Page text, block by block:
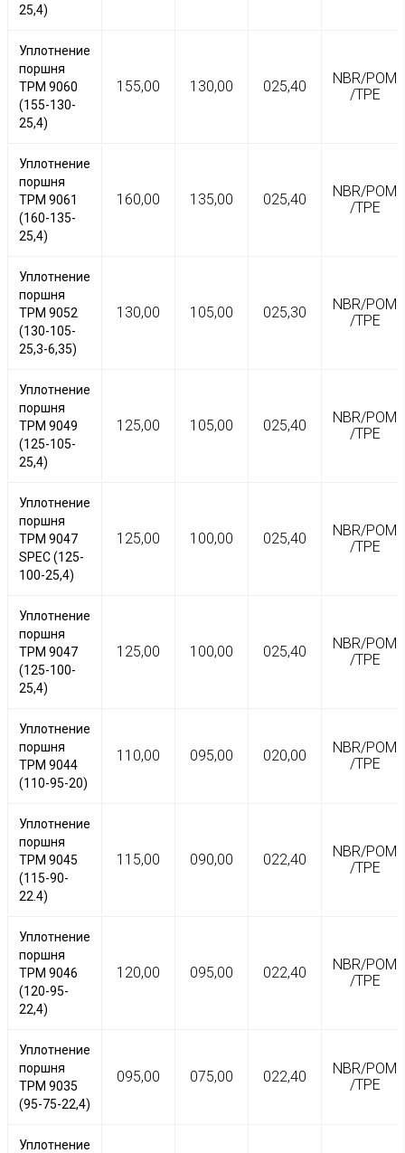
25,4)
Уплотнение
поршня
TPM 9060
(155-130-
25,4)
155,00 130,00 025,40
NBR/POM
/TPE
Уплотнение
поршня
TPM 9061
(160-135-
25,4)
160,00 135,00 025,40
NBR/POM
/TPE
Уплотнение
поршня
TPM 9052
(130-105-
25,3-6,35)
130,00 105,00 025,30
NBR/POM
/TPE
Уплотнение
поршня
TPM 9049
(125-105-
25,4)
125,00 105,00 025,40
NBR/POM
/TPE
Уплотнение
поршня
TPM 9047
SPEC (125-
100-25,4)
125,00 100,00 025,40
NBR/POM
/TPE
Уплотнение
поршня
TPM 9047
(125-100-
25,4)
125,00 100,00 025,40
NBR/POM
/TPE
Уплотнение
поршня
TPM 9044
(110-95-20)
110,00 095,00 020,00
NBR/POM
/TPE
Уплотнение
поршня
TPM 9045
(115-90-
22.4)
115,00 090,00 022,40
NBR/POM
/TPE
Уплотнение
поршня
TPM 9046
(120-95-
22,4)
120,00 095,00 022,40
NBR/POM
/TPE
Уплотнение
поршня
TPM 9035
(95-75-22,4)
095,00 075,00 022,40
NBR/POM
/TPE
Уплотнение